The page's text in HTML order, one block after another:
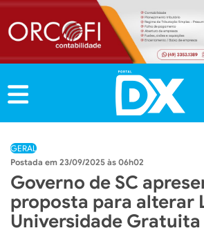
GERAL
23/09/2025 às 06h02
Governo de SC
proposta para alterar
Universidade Gratuita